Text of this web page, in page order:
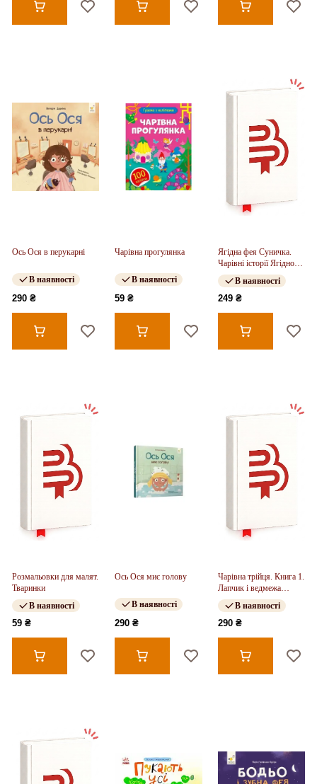
Ось Ося в перукарні
В наявності
290 ₴
Чарівна прогулянка
В наявності
59 ₴
Ягідна фея Суничка.
Чарівні історії Ягідного
лісу (у)
В наявності
249 ₴
Розмальовки для малят.
Тваринки
В наявності
59 ₴
Ось Ося миє голову
В наявності
290 ₴
Чарівна трійця. Книга 1.
Лапчик і ведмежа
відвага (у)
В наявності
290 ₴